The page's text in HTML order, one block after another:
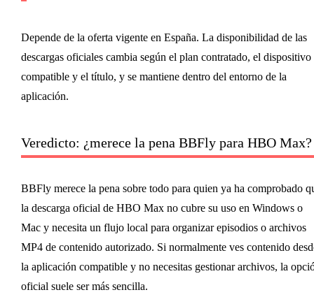
Depende de la oferta vigente en España. La disponibilidad de las
descargas oficiales cambia según el plan contratado, el dispositivo
compatible y el título, y se mantiene dentro del entorno de la
aplicación.
Veredicto: ¿merece la pena BBFly para HBO Max?
BBFly merece la pena sobre todo para quien ya ha comprobado
la descarga oficial de HBO Max no cubre su uso en Windows o
Mac y necesita un flujo local para organizar episodios o archivos
MP4 de contenido autorizado. Si normalmente ves contenido
la aplicación compatible y no necesitas gestionar archivos, la
oficial suele ser más sencilla.